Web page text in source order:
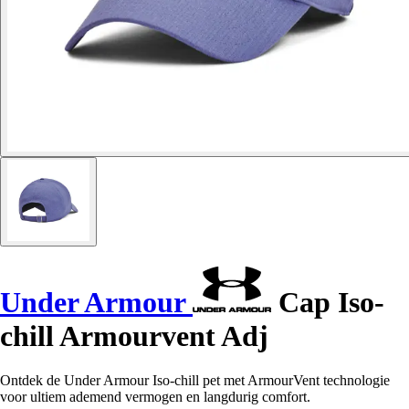
Under Armour
Cap Iso-
chill Armourvent Adj
Ontdek de Under Armour Iso-chill pet met ArmourVent technologie
voor ultiem ademend vermogen en langdurig comfort.